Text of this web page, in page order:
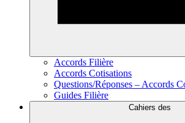
Accords Filière
Accords Cotisations
Questions/Réponses – Accords
Guides Filière
Cahiers des